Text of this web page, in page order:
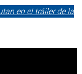
en el tráiler de la